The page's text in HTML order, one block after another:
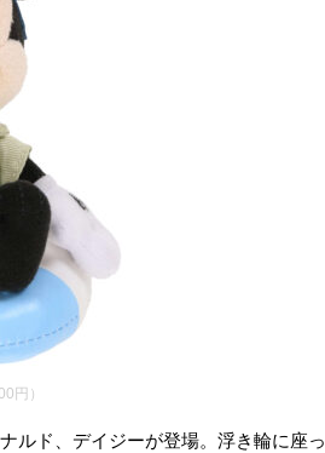
円）
ルド、デイジーが登場。浮き輪に座っ